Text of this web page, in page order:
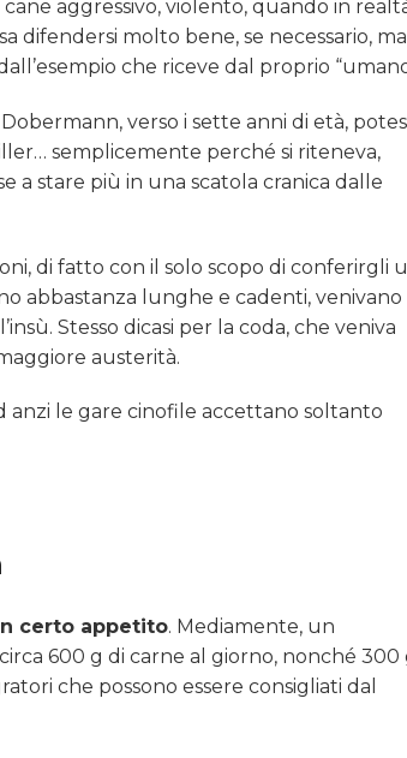
aggressivo, violento, quando in
difendersi molto bene, se necessario,
che riceve dal proprio
verso i sette anni di età,
semplicemente perché si riteneva,
a stare più in una scatola cranica dalle
di fatto con il solo scopo di conferirgli
abbastanza lunghe e cadenti, venivano
Stesso dicasi per la coda, che veniva
austerità.
anzi le gare cinofile accettano soltanto
certo appetito. Mediamente, un
600 g di carne al giorno, nonché 300
che possono essere consigliati dal